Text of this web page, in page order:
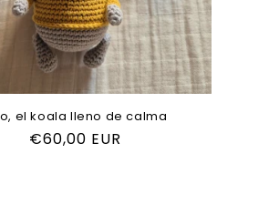
el koala lleno de calma
Precio
€60,00 EUR